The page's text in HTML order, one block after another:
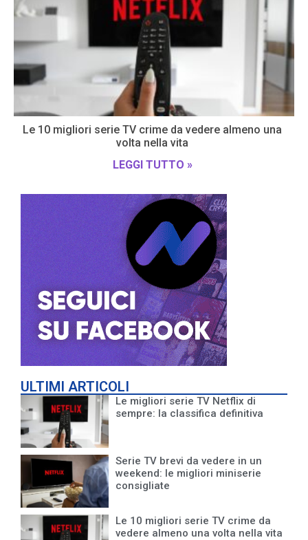
Le 10 migliori serie TV crime da vedere almeno una
volta nella vita
LEGGI TUTTO »
ULTIMI ARTICOLI
Le migliori serie TV Netflix di
sempre: la classifica definitiva
Serie TV brevi da vedere in un
weekend: le migliori miniserie
consigliate
Le 10 migliori serie TV crime da
vedere almeno una volta nella vita